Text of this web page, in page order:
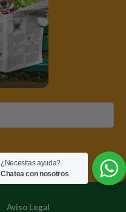
Aviso Legal
¿Necesitas ayuda?
Chatea con nosotros